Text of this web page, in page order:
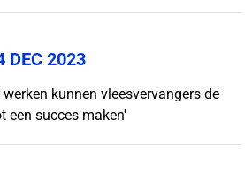
DEC 2023
kunnen vleesvervangers de
een succes maken'